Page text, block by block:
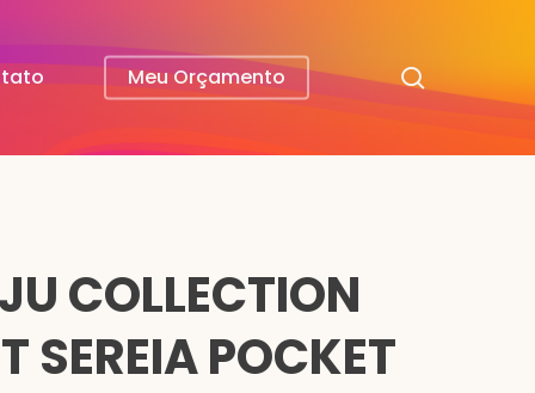
Meu Orçamento
COLLECTION
SEREIA POCKET